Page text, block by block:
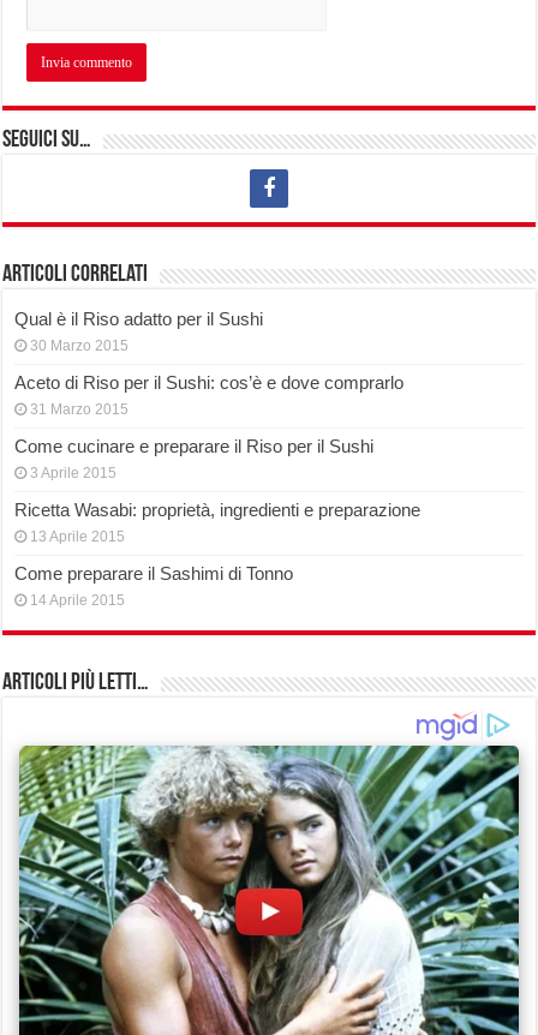
Seguici su…
Articoli correlati
Qual è il Riso adatto per il Sushi
30 Marzo 2015
Aceto di Riso per il Sushi: cos’è e dove comprarlo
31 Marzo 2015
Come cucinare e preparare il Riso per il Sushi
3 Aprile 2015
Ricetta Wasabi: proprietà, ingredienti e preparazione
13 Aprile 2015
Come preparare il Sashimi di Tonno
14 Aprile 2015
Articoli più Letti…